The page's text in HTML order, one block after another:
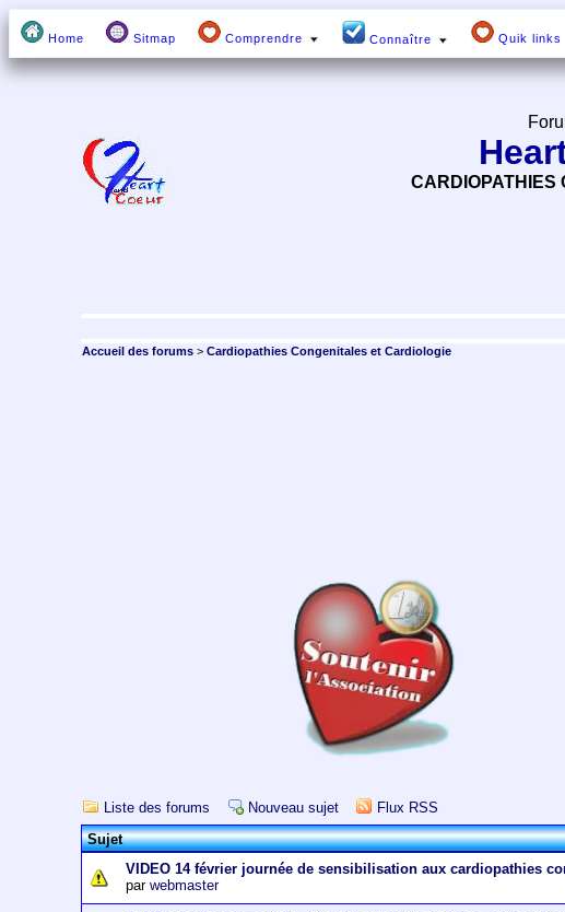
Home Sitmap Comprendre Connaître Quik links
CARDIOPATHIES
Accueil des forums >Cardiopathies Congenitales et Cardiologie
Liste des forums Nouveau sujet
Flux RSS
Sujet
VIDEO 14 février journée de sensibilisation aux cardiopathies
parwebmaster